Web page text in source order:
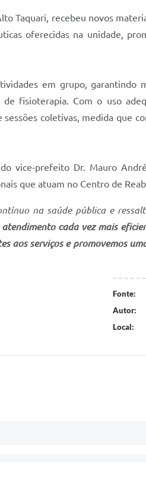
Taquari, recebeu novos
oferecidas na unidade,
em grupo, garantindo
fisioterapia. Com o uso
coletivas, medida que
vice-prefeito Dr. Mauro
que atuam no Centro de
na saúde pública e
cada vez mais
aos serviços e promovemos
Fonte:
Autor:
Local: